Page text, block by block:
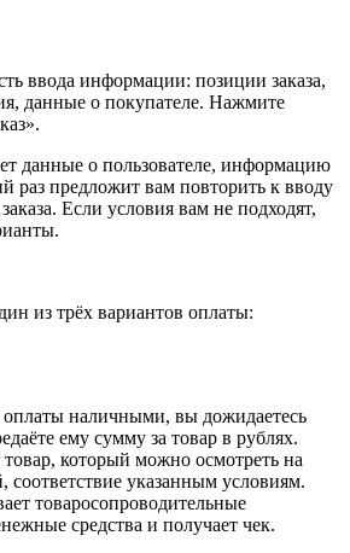
ввода информации: позиции заказа,
данные о покупателе. Нажмите
данные о пользователе, информацию
раз предложит вам повторить к вводу
Если условия вам не подходят,
из трёх вариантов оплаты:
наличными, вы дожидаетесь
ему сумму за товар в рублях.
товар, который можно осмотреть на
соответствие указанным условиям.
товаросопроводительные
средства и получает чек.